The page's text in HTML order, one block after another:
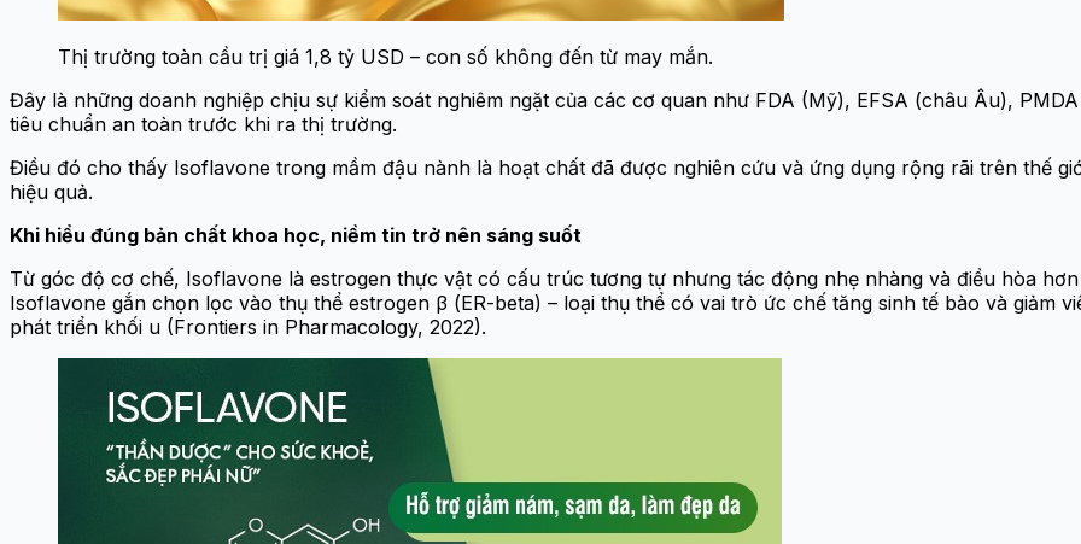
Thị trường toàn cầu trị giá 1,8 tỷ USD – con số không đến từ may mắn.
Đây là những doanh nghiệp chịu sự kiểm soát nghiêm ngặt của các cơ quan như FDA (Mỹ), EFSA (châu Âu),
tiêu chuẩn an toàn trước khi ra thị trường.
Điều đó cho thấy Isoflavone trong mầm đậu nành là hoạt chất đã được nghiên cứu và ứng dụng rộng rãi trên thế
hiệu quả.
Khi hiểu đúng bản chất khoa học, niềm tin trở nên sáng suốt
Từ góc độ cơ chế, Isoflavone là estrogen thực vật có cấu trúc tương tự nhưng tác động nhẹ nhàng và điều hòa
Isoflavone gắn chọn lọc vào thụ thể estrogen β (ER-beta) – loại thụ thể có vai trò ức chế tăng sinh tế bào và giảm
phát triển khối u (Frontiers in Pharmacology, 2022).